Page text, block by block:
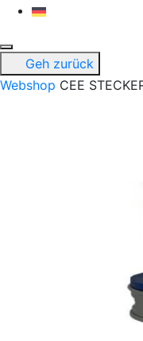
Geh zurück
Webshop CEE